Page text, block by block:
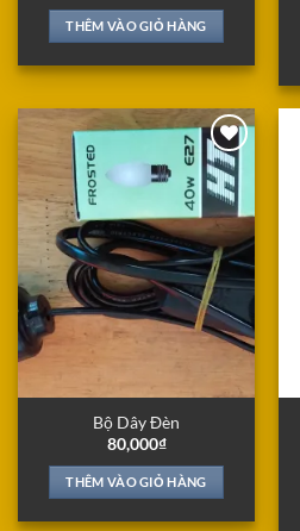
THÊM VÀO GIỎ HÀNG
Add to
Wishlist
Bộ Dây Đèn
80,000₫
THÊM VÀO GIỎ HÀNG